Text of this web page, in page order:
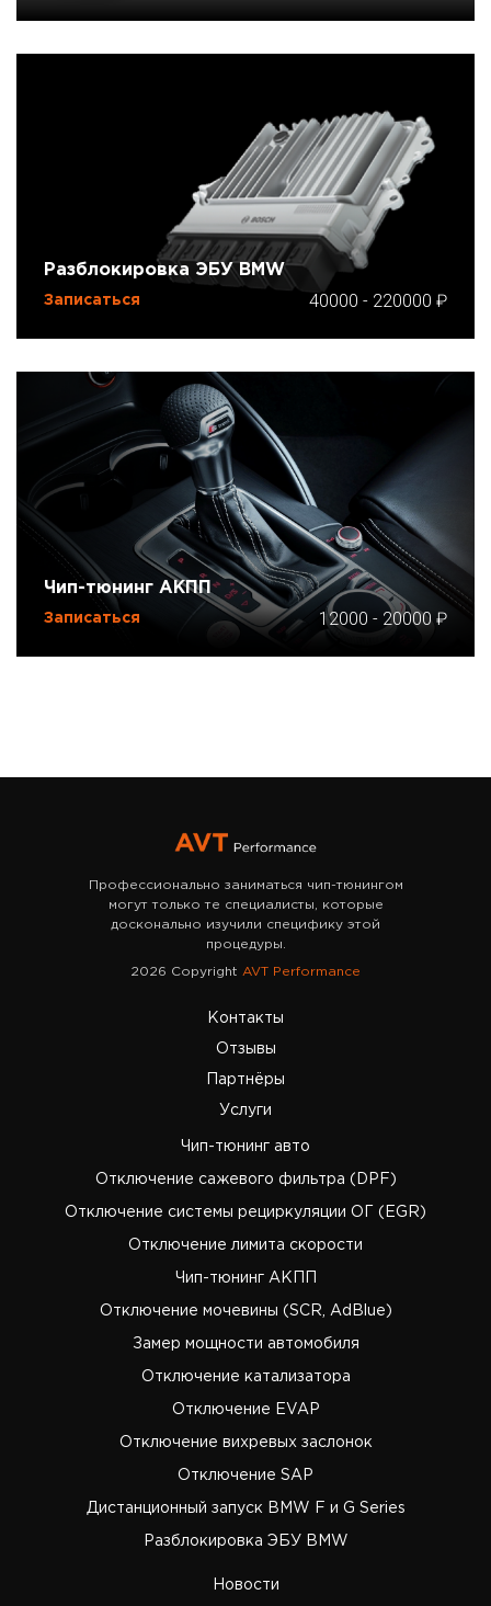
Разблокировка ЭБУ BMW
Записаться 40000 - 220000
Чип-тюнинг АКПП
Записаться 12000 - 20000
Профессионально заниматься чип-тюнингом
могут только те специалисты, которые
досконально изучили специфику этой
процедуры.
2026 Copyright AVT Performance
Новости
Услуги
Чип-тюнинг авто
Отключение сажевого фильтра (DPF)
Отключение системы рециркуляции ОГ (EGR)
Отключение лимита скорости
Чип-тюнинг АКПП
Отключение мочевины (SCR, AdBlue)
Замер мощности автомобиля
Отключение катализатора
Отключение EVAP
Отключение вихревых заслонок
Отключение SAP
Дистанционный запуск BMW F и G Series
Разблокировка ЭБУ BMW
Партнёры
Отзывы
Контакты